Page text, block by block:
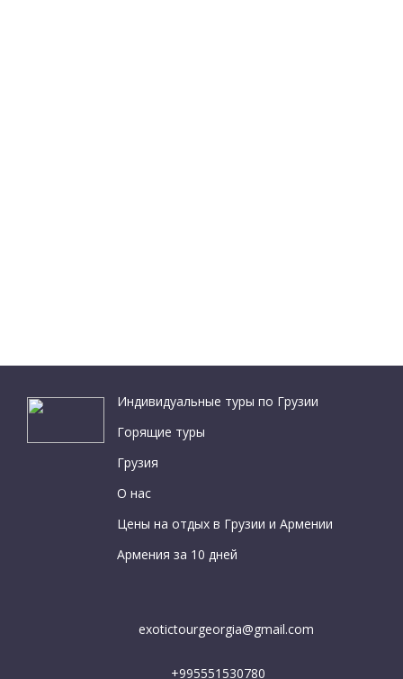
Индивидуальные туры по Грузии
Горящие туры
Грузия
О нас
Цены на отдых в Грузии и Армении
Армения за 10 дней
exotictourgeorgia@gmail.com
+995551530780